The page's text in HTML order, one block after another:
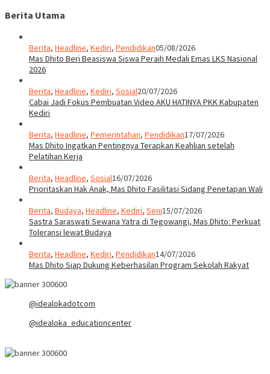
Berita Utama
Berita, Headline, Kediri, Pendidikan05/08/2026
Mas Dhito Beri Beasiswa Siswa Peraih Medali Emas LKS Nasional
2026
Berita, Headline, Kediri, Sosial20/07/2026
Cabai Jadi Fokus Pembuatan Video AKU HATINYA PKK Kabupaten
Kediri
Berita, Headline, Pemerintahan, Pendidikan17/07/2026
Mas Dhito Ingatkan Pentingnya Terapkan Keahlian setelah
Pelatihan Kerja
Berita, Headline, Sosial16/07/2026
Prioritaskan Hak Anak, Mas Dhito Fasilitasi Sidang Penetapan Wali
Berita, Budaya, Headline, Kediri, Seni15/07/2026
Sastra Saraswati Sewana Yatra di Tegowangi, Mas Dhito: Perkuat
Toleransi lewat Budaya
Berita, Headline, Kediri, Pendidikan14/07/2026
Mas Dhito Siap Dukung Keberhasilan Program Sekolah Rakyat
@idealokadotcom
@idealoka_educationcenter